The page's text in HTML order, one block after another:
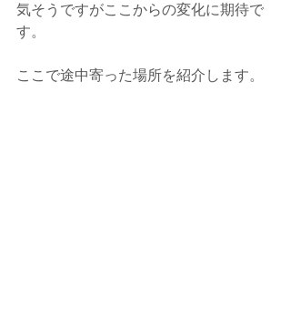
気そうですがここからの変化に期待で
す。
ここで途中寄った場所を紹介します。